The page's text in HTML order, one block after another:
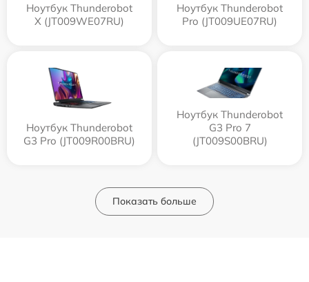
Ноутбук Thunderobot
X (JT009WE07RU)
Ноутбук Thunderobot
Pro (JT009UE07RU)
Ноутбук Thunderobot
G3 Pro (JT009R00BRU)
Ноутбук Thunderobot
G3 Pro 7
(JT009S00BRU)
Показать больше